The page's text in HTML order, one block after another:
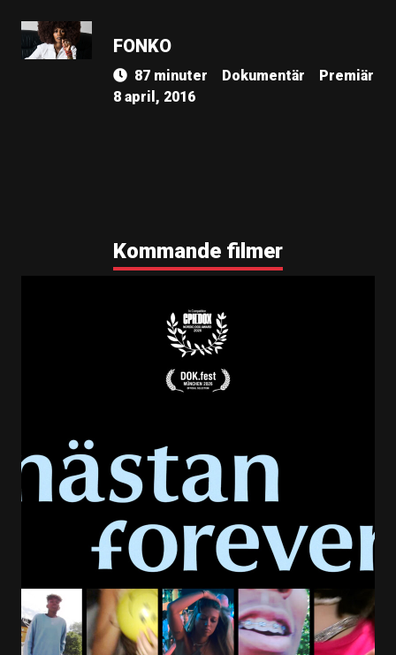
FONKO
87 minuter Dokumentär
Premiär
8 april, 2016
Kommande filmer